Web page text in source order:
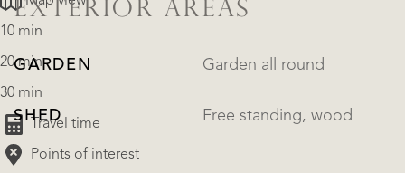
EXTERIOR AREAS
GARDEN Garden all round
SHED Free standing, wood
10 min
20 min
30 min
Travel time
Points of interest